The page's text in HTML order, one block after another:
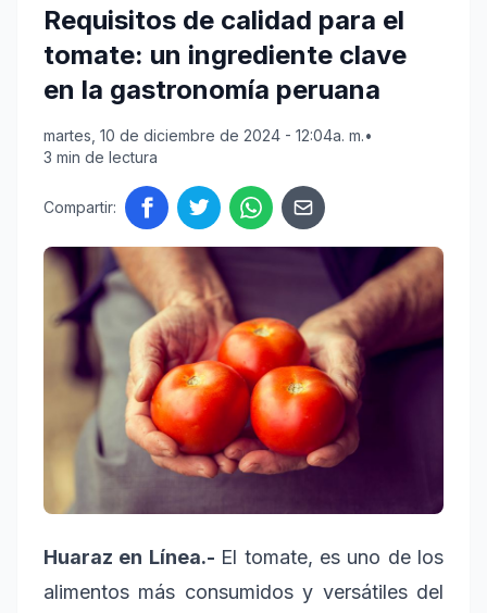
Requisitos de calidad para el
tomate: un ingrediente clave
en la gastronomía peruana
martes, 10 de diciembre de 2024 - 12:04a. m.•
3 min de lectura
Compartir:
Huaraz en Línea.- El tomate, es uno de los
alimentos más consumidos y versátiles del